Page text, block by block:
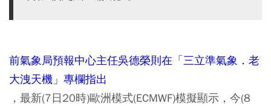
前氣象局預報中心主任吳德榮則在「三立準氣象．老
大洩天機」專欄指出
，最新(7日20時)歐洲模式(ECMWF)模擬顯示，今(8